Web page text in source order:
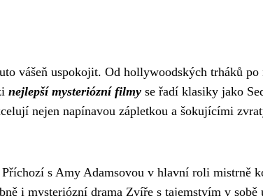
vášeň uspokojit. Od hollywoodských trháků po
nejlepší mysteriózní filmy se řadí klasiky jako
nejen napínavou zápletkou a šokujícími
s Amy Adamsovou v hlavní roli mistrně
i mysteriózní drama Zvíře s tajemstvím v sobě